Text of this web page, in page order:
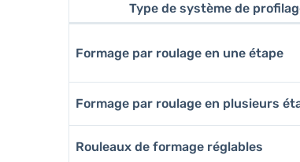
Type de système de
Formage par roulage en une étape
Formage par roulage en plusieurs
Rouleaux de formage réglables